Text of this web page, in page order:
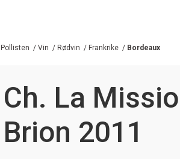
Pollisten / Vin / Rødvin / Frankrike / Bordeaux
Ch. La
Brion 2011